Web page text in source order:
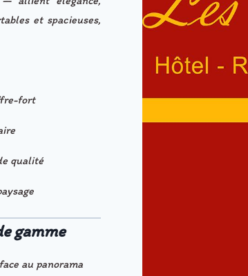
et spacieuses,
fort
qualité
gamme
au panorama